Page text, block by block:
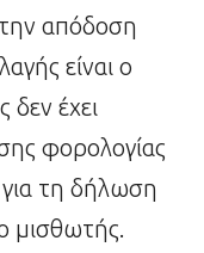
απόδοση
είναι ο
έχει
φορολογίας
τη δήλωση
μισθωτής.